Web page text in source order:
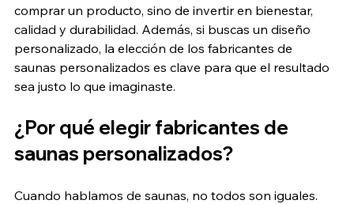
comprar un producto, sino de invertir en bienestar,
calidad y durabilidad. Además, si buscas un diseño
personalizado, la elección de los fabricantes de
saunas personalizados es clave para que el resultado
sea justo lo que imaginaste.
¿Por qué elegir fabricantes de
saunas personalizados?
Cuando hablamos de saunas, no todos son iguales.